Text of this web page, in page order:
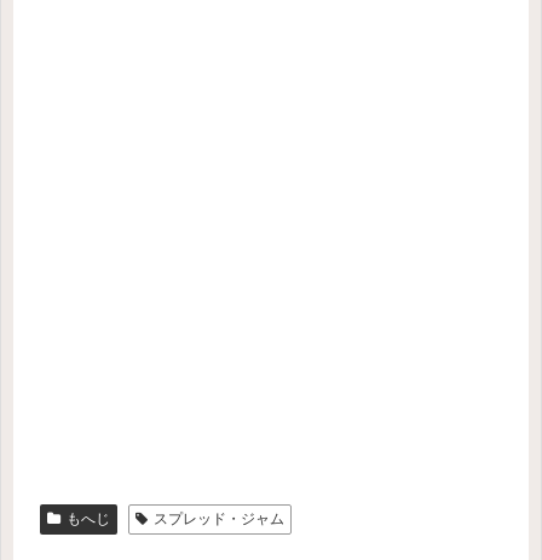
もへじ スプレッド・ジャム